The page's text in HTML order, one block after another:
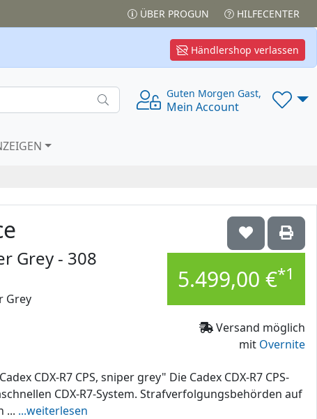
ÜBER PROGUN HILFECENTER
Händlershop verlassen
Guten Morgen Gast,
Mein Account
5.499,00 €*1
Versand möglich
mit Overnite
Grey - 308
Grey
CDX-R7 CPS, sniper grey" Die Cadex CDX-R7 CPS-
CDX-R7-System. Strafverfolgungsbehörden auf
... ...weiterlesen